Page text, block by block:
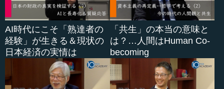
AI時代にこそ「熟達者の
経験」が生きる＆現状の
日本経済の実情は
「共生」の本当の意味と
は？…人間はHuman Co-
becoming